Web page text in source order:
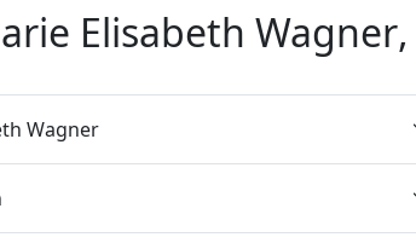
Elisabeth Wagner,
Wagner